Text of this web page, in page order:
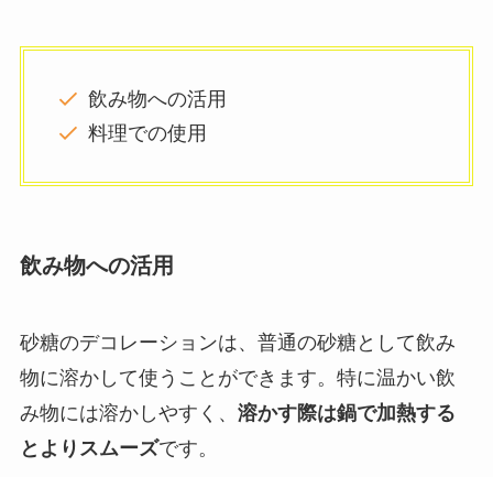
飲み物への活用
料理での使用
飲み物への活用
砂糖のデコレーションは、普通の砂糖として飲み
物に溶かして使うことができます。特に温かい飲
み物には溶かしやすく、 溶かす際は鍋で加熱する
とよりスムーズです。